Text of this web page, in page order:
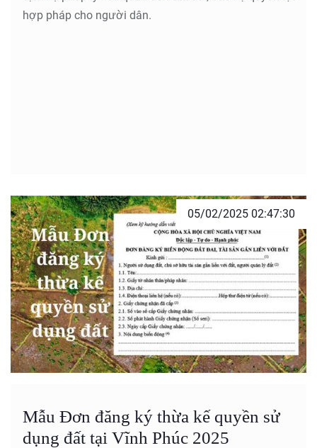
hợp pháp cho người dân.
05/02/2025 02:47:30
Mẫu Đơn đăng ký thừa kế quyền sử
dụng đất tại Vĩnh Phúc 2025